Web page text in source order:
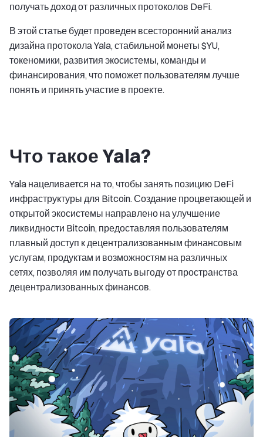
получать доход от различных протоколов DeFi.
В этой статье будет проведен всесторонний анализ
дизайна протокола Yala, стабильной монеты $YU,
токеномики, развития экосистемы, команды и
финансирования, что поможет пользователям лучше
понять и принять участие в проекте.
Что такое Yala?
Yala нацеливается на то, чтобы занять позицию DeFi
инфраструктуры для Bitcoin. Создание процветающей и
открытой экосистемы направлено на улучшение
ликвидности Bitcoin, предоставляя пользователям
плавный доступ к децентрализованным финансовым
услугам, продуктам и возможностям на различных
сетях, позволяя им получать выгоду от пространства
децентрализованных финансов.